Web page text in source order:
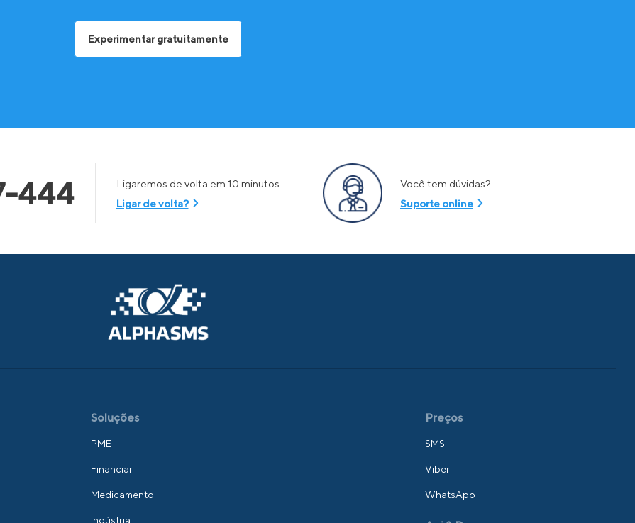
Experimentar gratuitamente
444
Ligaremos de volta em 10 minutos.
Ligar de volta?
Você tem dúvidas?
Suporte online
Soluções
PME
Financiar
Medicamento
Indústria
Preços
SMS
Viber
WhatsApp